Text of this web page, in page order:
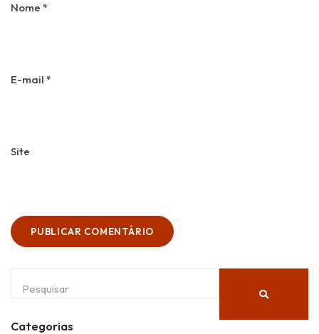
Nome *
E-mail *
Site
Categorias